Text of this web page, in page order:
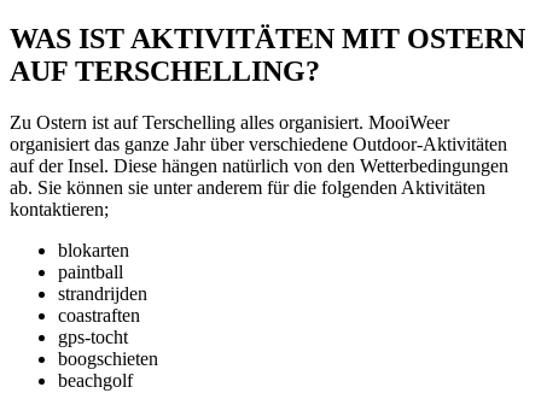
WAS IST AKTIVITÄTEN MIT OSTERN
AUF TERSCHELLING?
Zu Ostern ist auf Terschelling alles organisiert. MooiWeer
organisiert das ganze Jahr über verschiedene Outdoor-Aktivitäten
auf der Insel. Diese hängen natürlich von den Wetterbedingungen
ab. Sie können sie unter anderem für die folgenden Aktivitäten
kontaktieren;
blokarten
paintball
strandrijden
coastraften
gps-tocht
boogschieten
beachgolf